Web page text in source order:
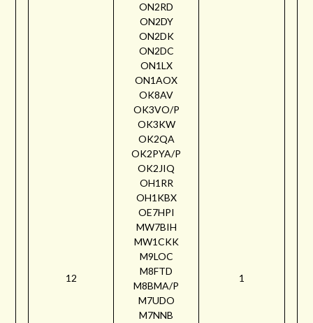
12
ON2RD
ON2DY
ON2DK
ON2DC
ON1LX
ON1AOX
OK8AV
OK3VO/P
OK3KW
OK2QA
OK2PYA/P
OK2JIQ
OH1RR
OH1KBX
OE7HPI
MW7BIH
MW1CKK
M9LOC
M8FTD
M8BMA/P
M7UDO
M7NNB
1